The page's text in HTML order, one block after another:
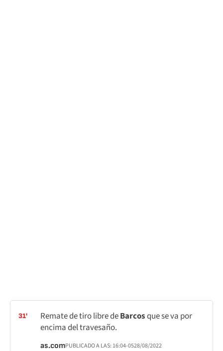
31' Remate de tiro libre deBarcosque se va por
encima del travesaño.
as.comPUBLICADO A LAS: 16:04-0528/08/2022